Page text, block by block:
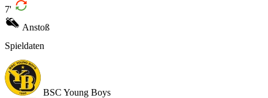
7'
Anstoß
Spieldaten
BSC Young Boys